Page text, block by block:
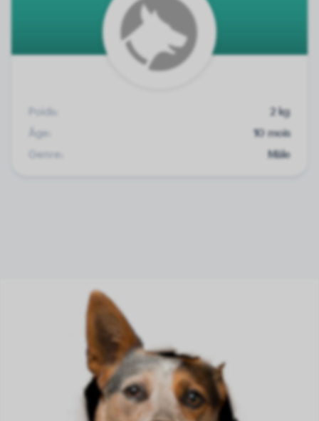
Poids:
2 kg
Âge:
10 mois
Genre:
Mâle